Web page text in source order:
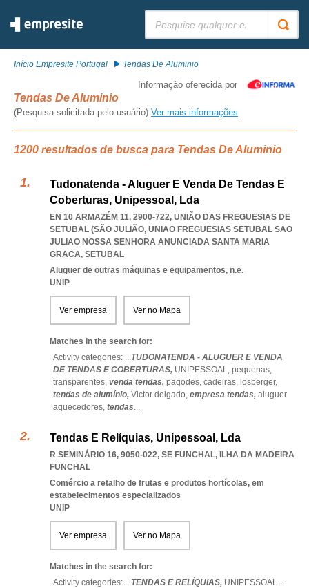
Início Empresite Portugal Tendas De Aluminio
Informação oferecida por
Tendas De Aluminio
(Pesquisa solicitada pelo usuário) Ver mais informações
1200 resultados de busca para Tendas De Aluminio
Tudonatenda - Aluguer E Venda De Tendas E
Coberturas, Unipessoal, Lda
EN 10 ARMAZÉM 11, 2900-722, UNIÃO DAS FREGUESIAS DE
SETUBAL (SÃO JULIÃO, UNIAO FREGUESIAS SETUBAL SAO
JULIAO NOSSA SENHORA ANUNCIADA SANTA MARIA
GRACA, SETUBAL
Aluguer de outras máquinas e equipamentos, n.e.
UNIP
Ver empresa Ver no Mapa
Matches in the search for:
Activity categories: ...TUDONATENDA - ALUGUER E VENDA
DE TENDAS E COBERTURAS, UNIPESSOAL, pequenas,
transparentes, venda tendas, pagodes, cadeiras, losberger,
tendas de alumínio, Victor delgado, empresa tendas, aluguer
aquecedores, tendas...
Tendas E Relíquias, Unipessoal, Lda
R SEMINÁRIO 16, 9050-022, SE FUNCHAL, ILHA DA MADEIRA
FUNCHAL
Comércio a retalho de frutas e produtos hortícolas, em
estabelecimentos especializados
UNIP
Ver empresa Ver no Mapa
Matches in the search for:
Activity categories: ...TENDAS E RELÍQUIAS, UNIPESSOAL...